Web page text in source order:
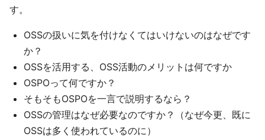
す。
OSSの扱いに気を付けなくてはいけないのはなぜです
か？
OSSを活用する、OSS活動のメリットは何ですか
OSPOって何ですか？
そもそもOSPOを一言で説明するなら？
OSSの管理はなぜ必要なのですか？（なぜ今更、既に
OSSは多く使われているのに）